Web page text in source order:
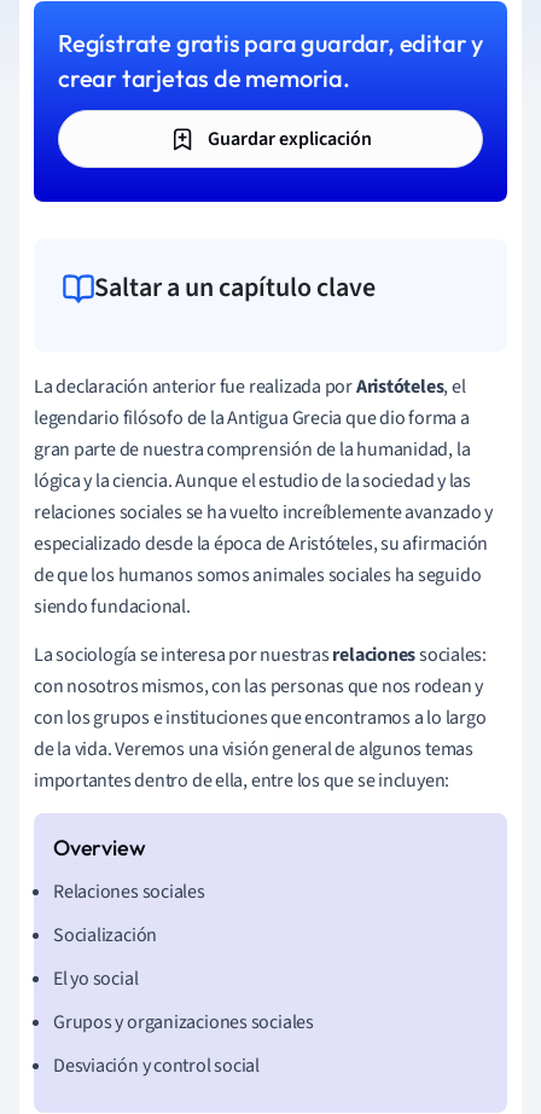
Regístrate gratis para guardar, editar y
crear tarjetas de memoria.
Guardar explicación
Saltar a un capítulo clave
La declaración anterior fue realizada porAristóteles, el
legendario filósofo de la Antigua Grecia que dio forma a
gran parte de nuestra comprensión de la humanidad, la
lógica y la ciencia. Aunque el estudio de la sociedad y las
relaciones sociales se ha vuelto increíblemente avanzado y
especializado desde la época de Aristóteles, su afirmación
de que los humanos somos animales sociales ha seguido
siendo fundacional.
La sociología se interesa por nuestrasrelacionessociales:
con nosotros mismos, con las personas que nos rodean y
con los grupos e instituciones que encontramos a lo largo
de la vida. Veremos una visión general de algunos temas
importantes dentro de ella, entre los que se incluyen:
Relaciones sociales
Socialización
El yo social
Grupos y organizaciones sociales
Desviación y control social